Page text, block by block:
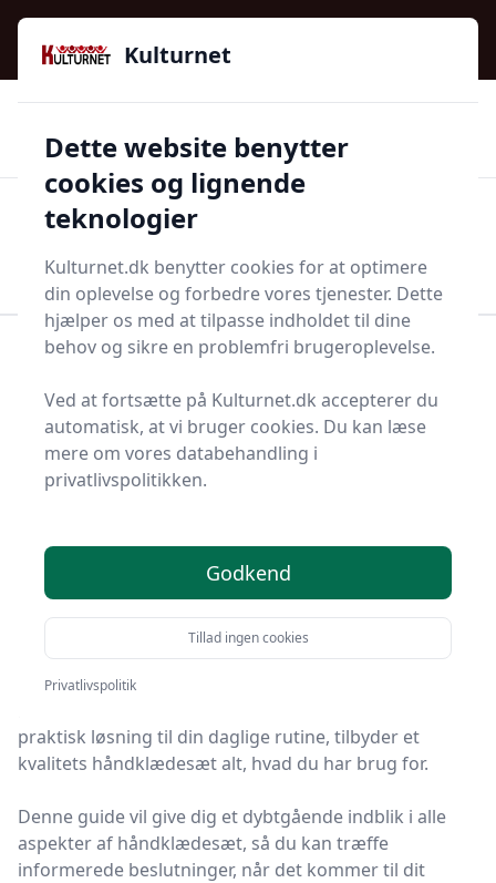
Kulturnet - Alt Det Gode I Livet | Din Kulturguide Siden
2016
97 kategorier 👍Kun godkendte butikker
Start søgning
Bolig og indretning
Badeværelse og Sauna
Håndklædesæt - 53 på
lager
I dagens moderne verden, hvor både stil og
funktionalitet spiller en afgørende rolle i hverdagen,
har håndklædesæt vundet stigende popularitet som
en uundværlig del af ethvert hjem.
Uanset om du søger komfort efter et langt bad,
praktisk løsning til din daglige rutine, tilbyder et
kvalitets håndklædesæt alt, hvad du har brug for.
Denne guide vil give dig et dybtgående indblik i alle
aspekter af håndklædesæt, så du kan træffe
informerede beslutninger, når det kommer til dit
Kulturnet
Dette website benytter
cookies og lignende
teknologier
Kulturnet.dk benytter cookies for at optimere
din oplevelse og forbedre vores tjenester. Dette
hjælper os med at tilpasse indholdet til dine
behov og sikre en problemfri brugeroplevelse.
Ved at fortsætte på Kulturnet.dk accepterer du
automatisk, at vi bruger cookies. Du kan læse
mere om vores databehandling i
privatlivspolitikken.
Godkend
Tillad ingen cookies
Privatlivspolitik